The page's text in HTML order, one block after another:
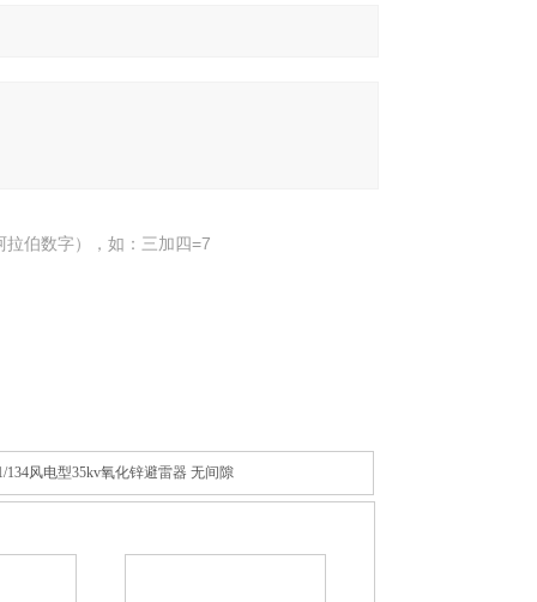
伯数字），如：三加四=7
134风电型35kv氧化锌避雷器 无间隙